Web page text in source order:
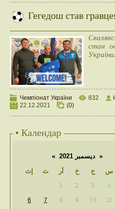
Гегедош став
стан
України.
Чемпіонат України 832
22.12.2021
(0)
• Календар
« ديسمبر 2021 »
إث
ث أر خ ج س
1 2 3 4
6 7 8 9 10 11